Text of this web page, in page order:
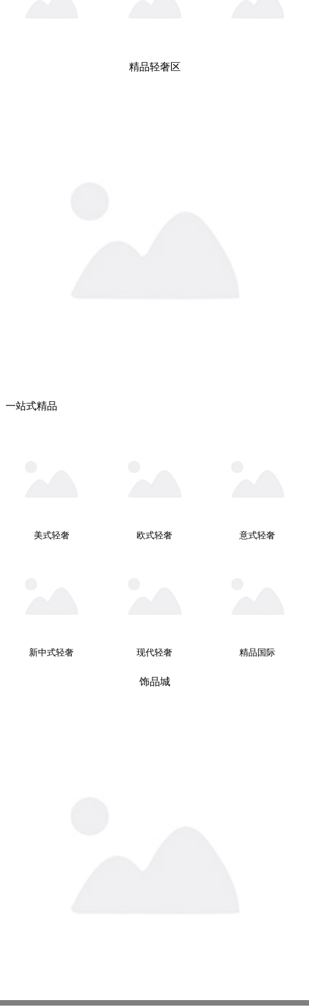
精品轻奢区
一站式精品
美式轻奢 欧式轻奢 意式轻奢
新中式轻奢 现代轻奢 精品国际
饰品城